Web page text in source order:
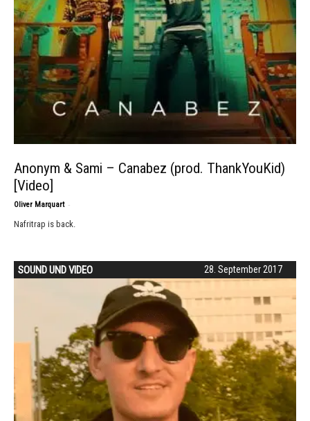
Anonym & Sami – Canabez (prod. ThankYouKid)
[Video]
Oliver Marquart -
Nafritrap is back.
28. September 2017
SOUND UND VIDEO